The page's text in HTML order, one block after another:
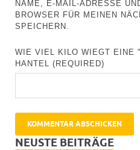
NAME, E-MAIL-ADRESSE
BROWSER FÜR MEINEN
SPEICHERN.
WIE VIEL KILO WIEGT EINE
HANTEL (REQUIRED)
NEUSTE BEITRÄGE